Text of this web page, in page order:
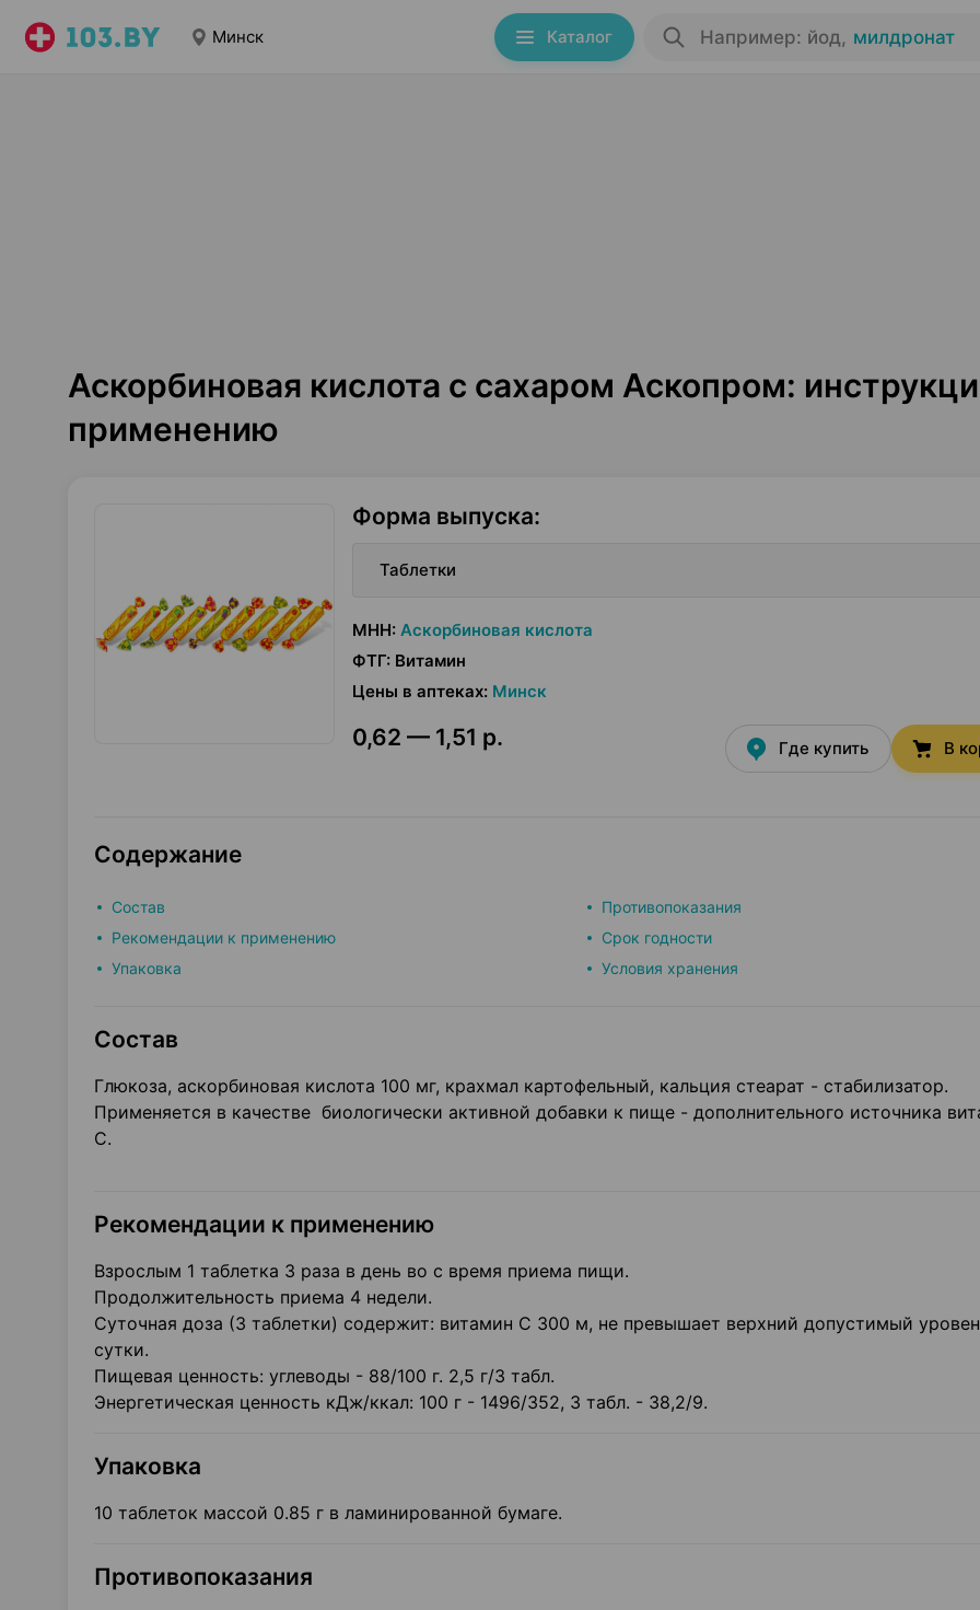
Минск Каталог Например: йод, милдронат
Аскорбиновая кислота с сахаром Аскопром:
применению
Форма выпуска:
Таблетки
МНН: Аскорбиновая кислота
ФТГ: Витамин
Цены в аптеках: Минск
0,62 — 1,51 р. Где купить В
Содержание
Состав
Рекомендации к применению
Упаковка
Противопоказания
Срок годности
Условия хранения
Состав
Глюкоза, аскорбиновая кислота 100 мг, крахмал картофельный, кальция стеарат - стабилизатор.
Применяется в качестве биологически активной добавки к пище - дополнительного источника
С.
Рекомендации к применению
Взрослым 1 таблетка 3 раза в день во с время приема пищи.
Продолжительность приема 4 недели.
Суточная доза (3 таблетки) содержит: витамин С 300 м, не превышает верхний допустимый
сутки.
Пищевая ценность: углеводы - 88/100 г. 2,5 г/3 табл.
Энергетическая ценность кДж/ккал: 100 г - 1496/352, 3 табл. - 38,2/9.
Упаковка
10 таблеток массой 0.85 г в ламинированной бумаге.
Противопоказания